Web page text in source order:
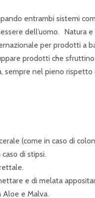
entrambi sistemi
dell’uomo. Natura
per prodotti a
prodotti che
nel pieno
(come in caso di
di stipsi.
e di melata
Aloe e Malva.